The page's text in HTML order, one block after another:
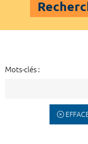
Mots-clés :